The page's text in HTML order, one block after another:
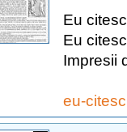
Eu
Eu
Impresii
eu-